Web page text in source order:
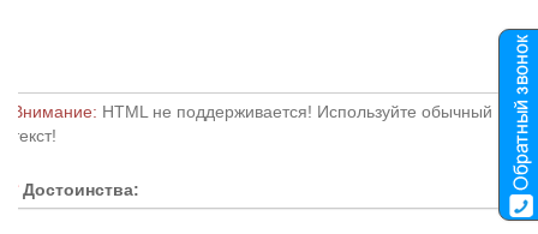
Внимание: HTML не поддерживается! Используйте обычный
текст!
Достоинства: